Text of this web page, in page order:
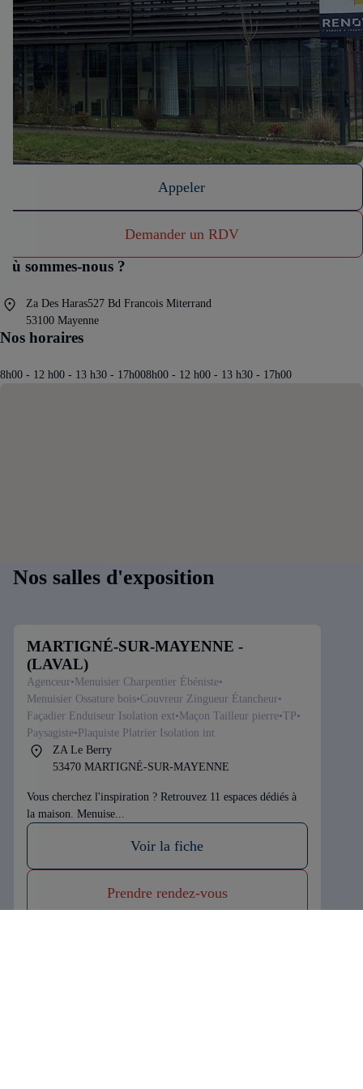
Appeler
Demander un RDV
Où sommes-nous ?
Za Des Haras527 Bd Francois Miterrand
53100 Mayenne
Nos horaires
8h00 - 12 h00 - 13 h30 - 17h008h00 - 12 h00 - 13 h30 - 17h00
Fabricant / installateur de menuiseries bois, pvc, aluminium & acier
Nos types de projets
Neuf / extension Rénovation
Nos salles d'exposition
MARTIGNÉ-SUR-MAYENNE -
(LAVAL)
Agenceur Menuisier Charpentier Ébéniste
Menuisier Ossature bois Couvreur Zingueur Étancheur
Façadier Enduiseur Isolation ext Maçon Tailleur pierre TP
Paysagiste Plaquiste Platrier Isolation int
ZA Le Berry
53470 MARTIGNÉ-SUR-MAYENNE
Vous cherchez l'inspiration ? Retrouvez 11 espaces dédiés à
la maison. Menuise...
Voir la fiche
Prendre rendez-vous